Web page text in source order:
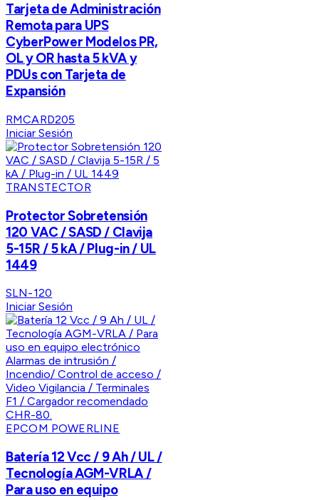
Tarjeta de Administración
Remota para UPS
CyberPower Modelos PR,
OL y OR hasta 5 kVA y
PDUs con Tarjeta de
Expansión
RMCARD205
Iniciar Sesión
TRANSTECTOR
Protector Sobretensión
120 VAC / SASD / Clavija
5-15R / 5 kA / Plug-in / UL
1449
SLN-120
Iniciar Sesión
EPCOM POWERLINE
Batería 12 Vcc / 9 Ah / UL /
Tecnología AGM-VRLA /
Para uso en equipo